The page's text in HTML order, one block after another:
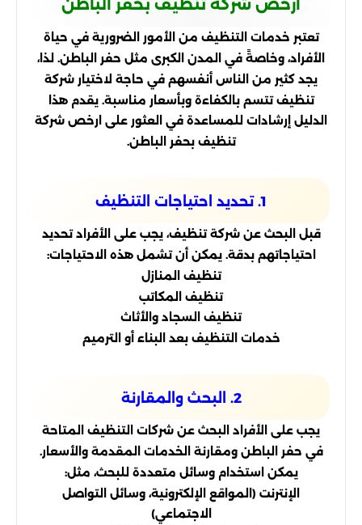
ارخص شركة تنظيف بحفر الباطن
تعتبر خدمات التنظيف من الأمور الضرورية في حياة
الأفراد، وخاصةً في المدن الكبرى مثل حفر الباطن. لذا،
يجد كثير من الناس أنفسهم في حاجة لاختيار شركة
تنظيف تتسم بالكفاءة وبأسعار مناسبة. يقدم هذا
الدليل إرشادات للمساعدة في العثور على ارخص شركة
تنظيف بحفر الباطن.
1. تحديد احتياجات التنظيف
قبل البحث عن شركة تنظيف، يجب على الأفراد تحديد
احتياجاتهم بدقة. يمكن أن تشمل هذه الاحتياجات:
تنظيف المنازل
تنظيف المكاتب
تنظيف السجاد والأثاث
خدمات التنظيف بعد البناء أو الترميم
2. البحث والمقارنة
يجب على الأفراد البحث عن شركات التنظيف المتاحة
في حفر الباطن ومقارنة الخدمات المقدمة والأسعار.
يمكن استخدام وسائل متعددة للبحث، مثل:
الإنترنت (المواقع الإلكترونية، وسائل التواصل
الاجتماعي)